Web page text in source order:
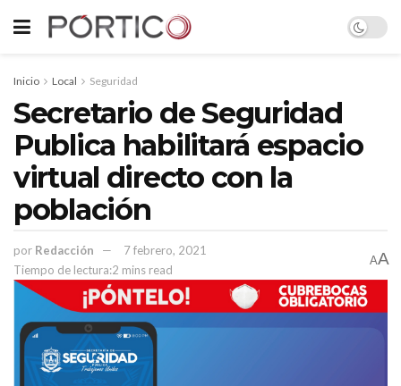
Inicio Local Seguridad
Secretario de Seguridad
Publica habilitará espacio
virtual directo con la
población
por Redacción
7 febrero, 2021
Tiempo de lectura:2 mins read
AA